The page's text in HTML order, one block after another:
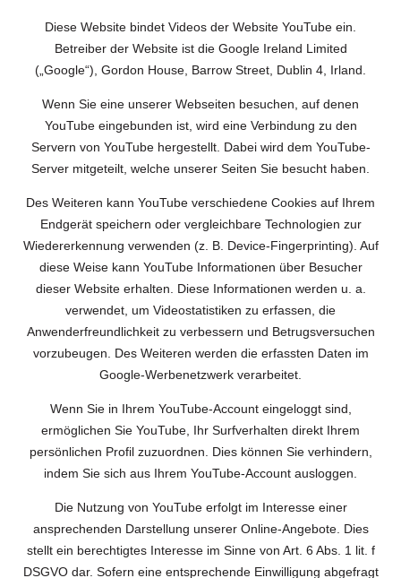
Diese Website bindet Videos der Website YouTube ein.
Betreiber der Website ist die Google Ireland Limited
(„Google“), Gordon House, Barrow Street, Dublin 4, Irland.
Wenn Sie eine unserer Webseiten besuchen, auf denen
YouTube eingebunden ist, wird eine Verbindung zu den
Servern von YouTube hergestellt. Dabei wird dem YouTube-
Server mitgeteilt, welche unserer Seiten Sie besucht haben.
Des Weiteren kann YouTube verschiedene Cookies auf Ihrem
Endgerät speichern oder vergleichbare Technologien zur
Wiedererkennung verwenden (z. B. Device-Fingerprinting). Auf
diese Weise kann YouTube Informationen über Besucher
dieser Website erhalten. Diese Informationen werden u. a.
verwendet, um Videostatistiken zu erfassen, die
Anwenderfreundlichkeit zu verbessern und Betrugsversuchen
vorzubeugen. Des Weiteren werden die erfassten Daten im
Google-Werbenetzwerk verarbeitet.
Wenn Sie in Ihrem YouTube-Account eingeloggt sind,
ermöglichen Sie YouTube, Ihr Surfverhalten direkt Ihrem
persönlichen Profil zuzuordnen. Dies können Sie verhindern,
indem Sie sich aus Ihrem YouTube-Account ausloggen.
Die Nutzung von YouTube erfolgt im Interesse einer
ansprechenden Darstellung unserer Online-Angebote. Dies
stellt ein berechtigtes Interesse im Sinne von Art. 6 Abs. 1 lit. f
DSGVO dar. Sofern eine entsprechende Einwilligung abgefragt